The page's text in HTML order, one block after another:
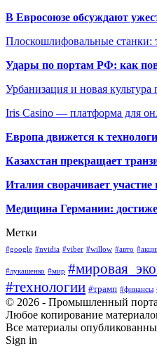
В Евросоюзе обсуждают
Плоскошлифовальные станки:
Удары по портам РФ: как
Урбанизация и новая
Iris Casino — платформа для
Европа движется к
Казахстан прекращает
Италия сворачивает
Медицина Германии:
Метки
#google #nvidia #viber #willow #авто
#лукашенко #мир
#технологии #трамп #финансы
© 2026 - Промышленный
Любое копирование
Все материалы
Sign in